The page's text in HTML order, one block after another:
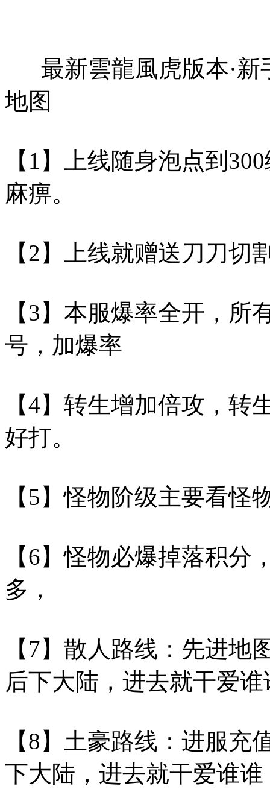
最新雲龍風虎版本·新
地图
【1】上线随身泡点到
麻痹。
【2】上线就赠送刀刀切
【3】本服爆率全开，
号，加爆率
【4】转生增加倍攻，
好打。
【5】怪物阶级主要看
【6】怪物必爆掉落积
多，
【7】散人路线：先进
后下大陆，进去就干爱谁
【8】土豪路线：进服
下大陆，进去就干爱谁